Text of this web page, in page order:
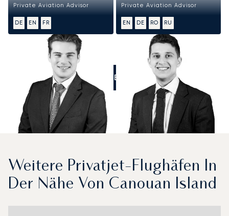
Private Aviation Advisor
DE EN FR
Private Aviation Advisor
EN DE RO RU
RUFEN SIE UNS AN
Weitere Privatjet-Flughäfen In
Der Nähe Von Canouan Island